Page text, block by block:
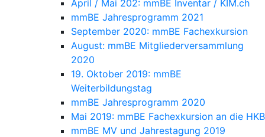
April / Mai 202: mmBE Inventar / KIM.ch
mmBE Jahresprogramm 2021
September 2020: mmBE Fachexkursion
August: mmBE Mitgliederversammlung
2020
19. Oktober 2019: mmBE
Weiterbildungstag
mmBE Jahresprogramm 2020
Mai 2019: mmBE Fachexkursion an die HKB
mmBE MV und Jahrestagung 2019